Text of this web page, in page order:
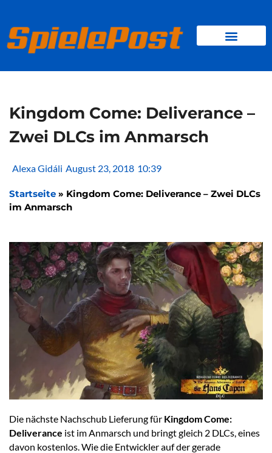
springen
Kingdom Come: Deliverance –
Zwei DLCs im Anmarsch
Alexa Gidáli August 23, 2018 10:39
Startseite » Kingdom Come: Deliverance – Zwei DLCs
im Anmarsch
Die nächste Nachschub Lieferung für Kingdom Come:
Deliverance ist im Anmarsch und bringt gleich 2 DLCs, eines
davon kostenlos. Wie die Entwickler auf der gerade